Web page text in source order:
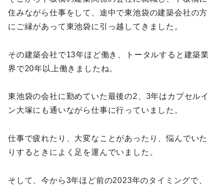
住みながら仕事をして、途中で東池袋の建築会社の方
にご縁があって東池袋に引っ越してきました。
その建築会社で13年ほど働き、トータルすると建築業
界で20年以上働きましたね。
東池袋の会社に勤めていた最後の2、3年はカプセルイ
ン大塚にも通いながら仕事に行っていました。
仕事で疲れたり、大変なことがあったり、悩んでいた
りするときによく足を運んでいました。
そして、今から3年ほど前の2023年のタイミングで、